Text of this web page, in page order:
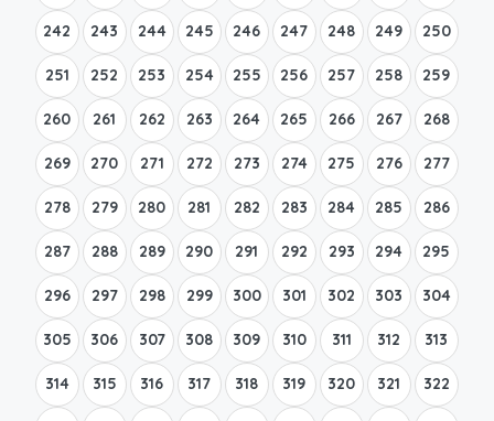
242 243 244 245 246 247 248 249 250
251 252 253 254 255 256 257 258 259
260 261 262 263 264 265 266 267 268
269 270 271 272 273 274 275 276 277
278 279 280 281 282 283 284 285 286
287 288 289 290 291 292 293 294 295
296 297 298 299 300 301 302 303 304
305 306 307 308 309 310 311 312 313
314 315 316 317 318 319 320 321 322